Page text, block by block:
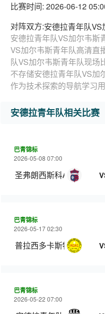
比赛时间: 2026-06-12
对阵双方:安德拉青年队VS
安德拉青年队VS加尔韦斯
VS加尔韦斯青年队高清直
队VS加尔韦斯青年队现场
不存储安德拉青年队VS加
作为技术探索的导航学习用
安德拉青年队相关比赛
巴青锦标
2026-05-08 07:00
圣弗朗西斯科AC U20
巴青锦标
2026-05-17 02:30
普拉西多卡斯特洛U20
巴青锦标
2026-05-22 07:00